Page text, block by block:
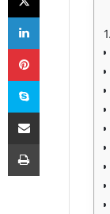
LinkedIn
Pinterest
Skype
E-Posta ile paylaş